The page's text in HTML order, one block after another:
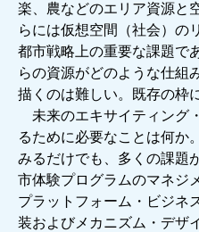
楽、農などのエリア資源と
らには仮想空間（社会）の
都市戦略上の重要な課題で
らの資源がどのような仕組
描くのは難しい。既存の枠
未来のエキサイティング
るために必要なことは何か
みるだけでも、多くの課題
市体験プログラムのマネジ
プラットフォーム・ビジネ
装およびメカニズム・デザ